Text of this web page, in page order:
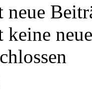
neue
keine